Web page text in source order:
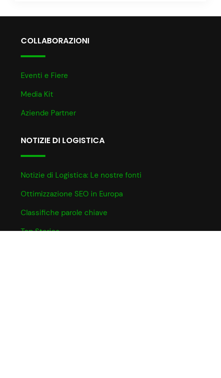
COLLABORAZIONI
Eventi e Fiere
Media Kit
Aziende Partner
NOTIZIE DI LOGISTICA
Notizie di Logistica: Le nostre fonti
Ottimizzazione SEO in Europa
Classifiche parole chiave
Top Stories